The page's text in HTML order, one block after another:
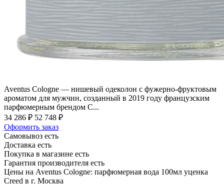
Aventus Cologne — нишевый одеколон с фужерно-фруктовым
ароматом для мужчин, созданный в 2019 году французским
парфюмерным брендом C...
34 286 ₽ 52 748 ₽
Оформить заказ
Самовывоз есть
Доставка есть
Покупка в магазине есть
Гарантия производителя есть
Цены на Aventus Cologne: парфюмерная вода 100мл уценка
Creed в г. Москва